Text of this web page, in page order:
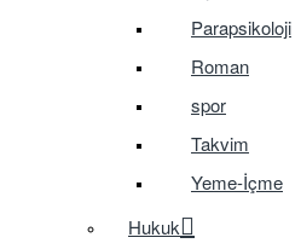
Parapsikoloji
Roman
spor
Takvim
Yeme-İçme
Hukuk